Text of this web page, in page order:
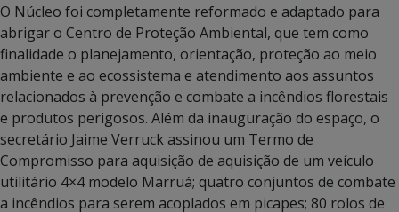
O Núcleo foi completamente reformado e adaptado para
abrigar o Centro de Proteção Ambiental, que tem como
finalidade o planejamento, orientação, proteção ao meio
ambiente e ao ecossistema e atendimento aos assuntos
relacionados à prevenção e combate a incêndios florestais
e produtos perigosos. Além da inauguração do espaço, o
secretário Jaime Verruck assinou um Termo de
Compromisso para aquisição de aquisição de um veículo
utilitário 4×4 modelo Marruá; quatro conjuntos de combate
a incêndios para serem acoplados em picapes; 80 rolos de